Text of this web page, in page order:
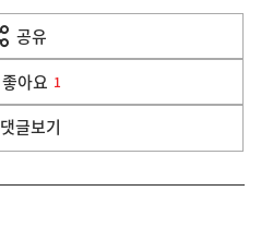
공유
열
기
좋아요 1
댓글보기